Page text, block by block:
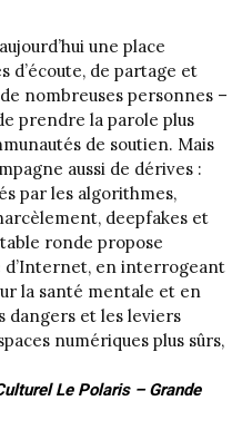
une place
d’écoute, de partage et
nombreuses personnes –
prendre la parole plus
de soutien. Mais
aussi de dérives :
par les algorithmes,
deepfakes et
ronde propose
d’Internet, en interrogeant
la santé mentale et en
dangers et les leviers
numériques plus sûrs,
Le Polaris – Grande